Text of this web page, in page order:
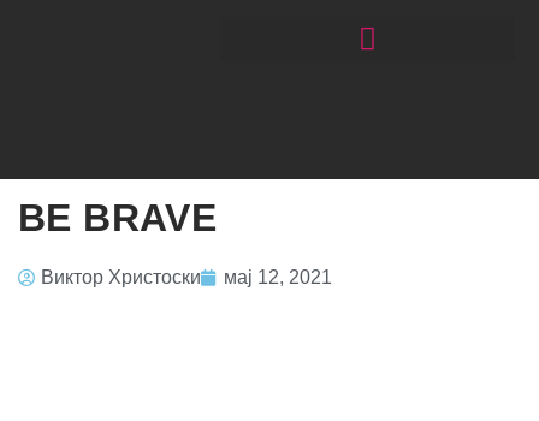
BE BRAVE
Виктор Христоски мај 12, 2021